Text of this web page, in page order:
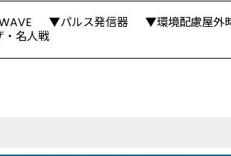
パルス発信器
環境配慮屋外
・名人戦